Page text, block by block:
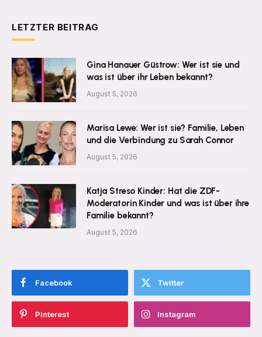
LETZTER BEITRAG
Gina Hanauer Güstrow: Wer ist sie und
was ist über ihr Leben bekannt?
August 5, 2026
Marisa Lewe: Wer ist sie? Familie, Leben
und die Verbindung zu Sarah Connor
August 5, 2026
Katja Streso Kinder: Hat die ZDF-
Moderatorin Kinder und was ist über ihre
Familie bekannt?
August 5, 2026
Facebook Twitter
Pinterest Instagram